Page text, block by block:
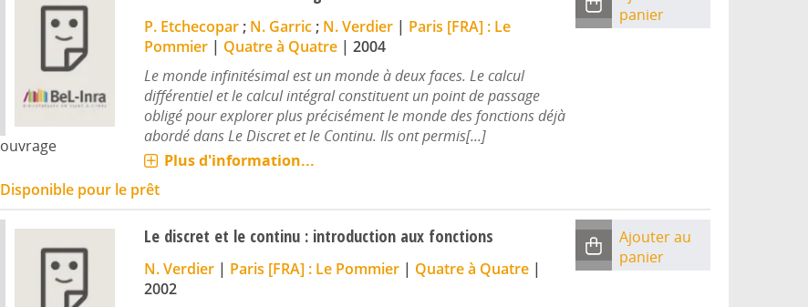
ouvrage
P. Etchecopar; N. Garric; N. Verdier | Paris [FRA] : Le
Pommier| Quatre à Quatre| 2004
Le monde infinitésimal est un monde à deux faces. Le calcul
différentiel et le calcul intégral constituent un point de passage
obligé pour explorer plus précisément le monde des fonctions déjà
abordé dans Le Discret et le Continu. Ils ont permis[...]
Plus d'information...
panier
Disponible pour le prêt
Le discret et le continu : introduction aux fonctions
N. Verdier | Paris [FRA] : Le Pommier| Quatre à Quatre|
2002
Ajouter au
panier